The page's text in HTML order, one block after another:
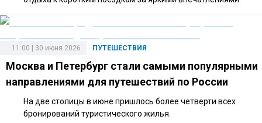
ПУТЕШЕСТВИЯ
11:00 | 30 июня 2026
Москва и Петербург стали самыми популярными
направлениями для путешествий по России
На две столицы в июне пришлось более четверти всех
бронирований туристического жилья.